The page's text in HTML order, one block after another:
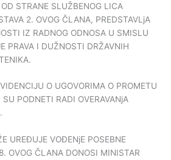
STRANE SLUŽBENOG LICA
2. OVOG ČLANA, PREDSTAVLjA
IZ RADNOG ODNOSA U SMISLU
PRAVA I DUŽNOSTI DRŽAVNIH
O UGOVORIMA O PROMETU
PODNETI RADI OVERAVANjA
UREĐUJE VOĐENjE POSEBNE
OVOG ČLANA DONOSI MINISTAR